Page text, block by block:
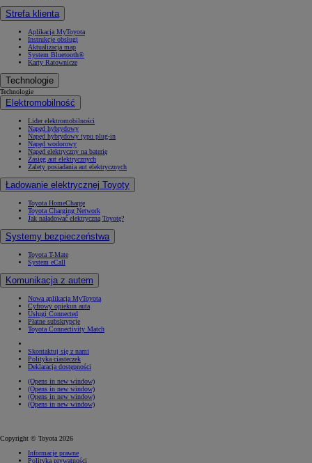
Strefa klienta
Aplikacja MyToyota
Instrukcje obsługi
Aktualizacja map
System Bluetooth®
Karty Ratownicze
Technologie
Technologie
Elektromobilność
Lider elektromobilności
Napęd hybrydowy
Napęd hybrydowy typu plug-in
Napęd wodorowy
Napęd elektryczny na baterię
Zasięg aut elektrycznych
Zalety posiadania aut elektrycznych
Ładowanie elektrycznej Toyoty
Toyota HomeCharge
Toyota Charging Network
Jak naładować elektryczną Toyotę?
Systemy bezpieczeństwa
Toyota T-Mate
System eCall
Komunikacja z autem
Nowa aplikacja MyToyota
Cyfrowy opiekun auta
Usługi Connected
Płatne subskrypcje
Toyota Connectivity Match
Skontaktuj się z nami
Polityka ciasteczek
Deklaracja dostępności
(Opens in new window)
(Opens in new window)
(Opens in new window)
(Opens in new window)
Copyright © Toyota 2026
Informacje prawne
Polityka prywatności